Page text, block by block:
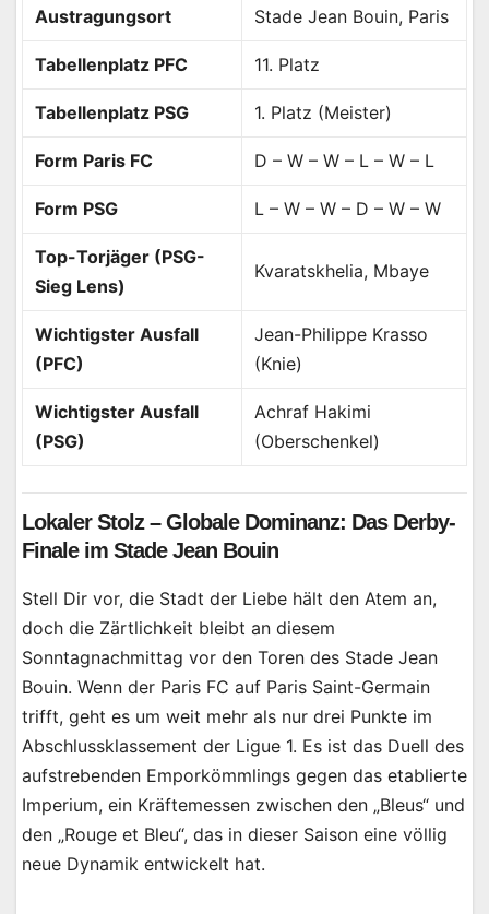
Austragungsort Stade Jean Bouin, Paris
Tabellenplatz PFC 11. Platz
Tabellenplatz PSG 1. Platz (Meister)
Form Paris FC D – W – W – L – W – L
Form PSG L – W – W – D – W – W
Top-Torjäger (PSG-
Sieg Lens)
Kvaratskhelia, Mbaye
Wichtigster Ausfall
(PFC)
Jean-Philippe Krasso
(Knie)
Wichtigster Ausfall
(PSG)
Achraf Hakimi
(Oberschenkel)
Lokaler Stolz – Globale Dominanz: Das Derby-
Finale im Stade Jean Bouin
Stell Dir vor, die Stadt der Liebe hält den Atem an,
doch die Zärtlichkeit bleibt an diesem
Sonntagnachmittag vor den Toren des Stade Jean
Bouin. Wenn der Paris FC auf Paris Saint-Germain
trifft, geht es um weit mehr als nur drei Punkte im
Abschlussklassement der Ligue 1. Es ist das Duell des
aufstrebenden Emporkömmlings gegen das etablierte
Imperium, ein Kräftemessen zwischen den „Bleus“ und
den „Rouge et Bleu“, das in dieser Saison eine völlig
neue Dynamik entwickelt hat.